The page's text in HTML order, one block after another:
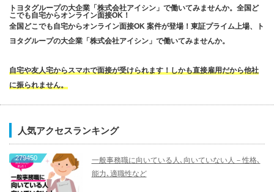
トヨタグループの大企業「株式会社アイシン」で働いてみませんか。全国ど
こでも自宅からオンライン面接OK！
全国どこでも自宅からオンライン面接OK 案件が登場！東証プライム上場、ト
ヨタグループの大企業「株式会社アイシン」で働いてみませんか。
自宅や友人宅からスマホで面接が受けられます！しかも直接雇用だから他社
に振られません。
人気アクセスランキング
279450
一般事務職に向いている人､向いていない人－性格､
能力､適職性など